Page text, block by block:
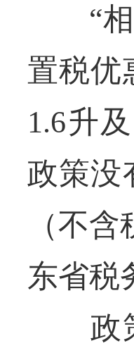
“相
置税优
1.6升
政策没
（不
东省税
政策